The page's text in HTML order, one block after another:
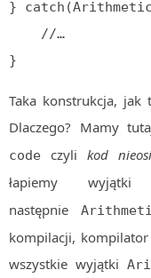
}
}
Taka konstrukcja, jak
Dlaczego? Mamy
code czyli kod
łapiemy
następnie
kompilacji,
wszystkie wyjątki